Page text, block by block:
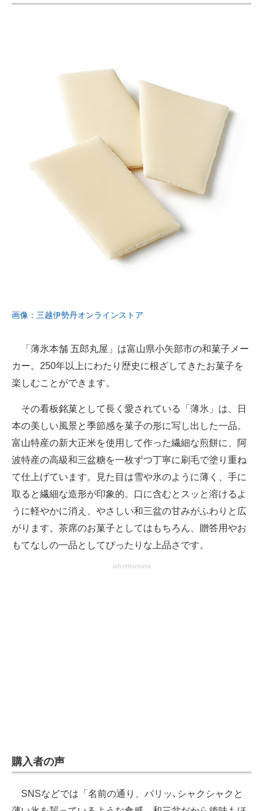
画像：三越伊勢丹オンラインストア
「薄氷本舗 五郎丸屋」は富山県小矢部市の和菓子メー
カー。250年以上にわたり歴史に根ざしてきたお菓子を
楽しむことができます。
その看板銘菓として長く愛されている「薄氷」は、日
本の美しい風景と季節感を菓子の形に写し出した一品。
富山特産の新大正米を使用して作った繊細な煎餅に、阿
波特産の高級和三盆糖を一枚ずつ丁寧に刷毛で塗り重ね
て仕上げています。見た目は雪や氷のように薄く、手に
取ると繊細な造形が印象的。口に含むとスッと溶けるよ
うに軽やかに消え、やさしい和三盆の甘みがふわりと広
がります。茶席のお菓子としてはもちろん、贈答用やお
もてなしの一品としてぴったりな上品さです。
advertisement
購入者の声
SNSなどでは「名前の通り、パリッ､シャクシャクと